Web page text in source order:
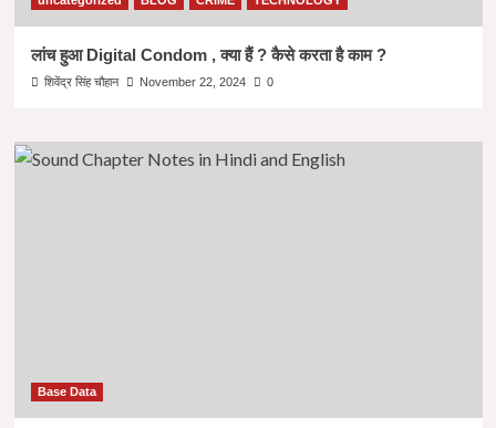
लांच हुआ Digital Condom , क्या हैं ? कैसे करता है काम ?
शिवेंद्र सिंह चौहान November 22, 2024 0
Base Data